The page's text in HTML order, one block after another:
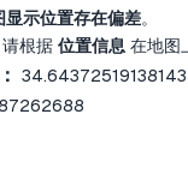
示位置存在偏差。
根据 位置信息 在地图